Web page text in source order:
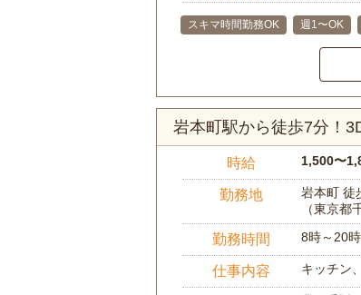
スキマ時間勤務OK 週1〜OK
岩本町駅から徒歩7分！
時給 1,500〜
勤務地
岩本町 徒
（東京都
勤務時間 8時～20
仕事内容 キッチン